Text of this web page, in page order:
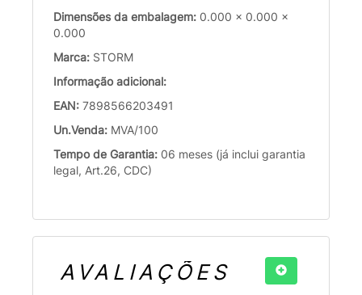
Dimensões da embalagem: 0.000 x 0.000 x
0.000
Marca: STORM
Informação adicional:
EAN: 7898566203491
Un.Venda: MVA/100
Tempo de Garantia: 06 meses (já inclui garantia
legal, Art.26, CDC)
AVALIAÇÕES